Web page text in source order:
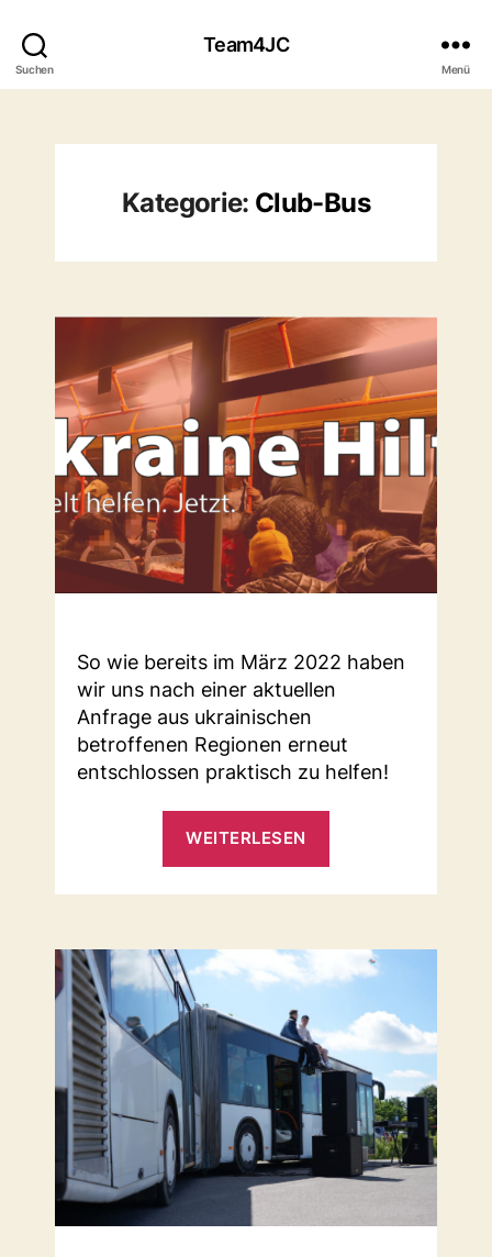
Suchen
Team4JC
Menü
Kategorie: Club-Bus
So wie bereits im März 2022 haben
wir uns nach einer aktuellen
Anfrage aus ukrainischen
betroffenen Regionen erneut
entschlossen praktisch zu helfen!
WEITERLESEN